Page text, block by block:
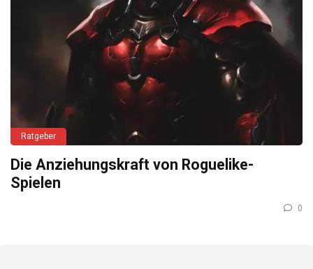
Ratgeber
Die Anziehungskraft von Roguelike-
Spielen
0